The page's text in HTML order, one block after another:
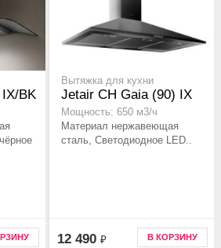
BK
Вытяжка для кухни
Jetair CH Gaia (90) IX
Мощность: 650 м3/ч
Материал нержавеющая
сталь, Светодиодное LED..
12 490 ₽ В КОРЗИНУ